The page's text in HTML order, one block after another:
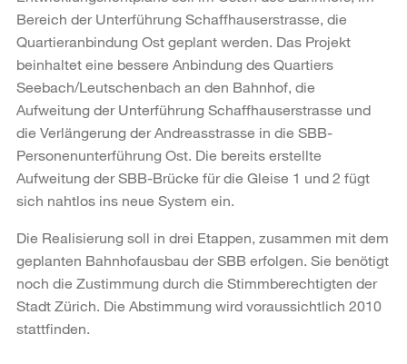
Bereich der Unterführung Schaffhauserstrasse, die
Quartieranbindung Ost geplant werden. Das Projekt
beinhaltet eine bessere Anbindung des Quartiers
Seebach/Leutschenbach an den Bahnhof, die
Aufweitung der Unterführung Schaffhauserstrasse und
die Verlängerung der Andreasstrasse in die SBB-
Personenunterführung Ost. Die bereits erstellte
Aufweitung der SBB-Brücke für die Gleise 1 und 2 fügt
sich nahtlos ins neue System ein.
Die Realisierung soll in drei Etappen, zusammen mit dem
geplanten Bahnhofausbau der SBB erfolgen. Sie benötigt
noch die Zustimmung durch die Stimmberechtigten der
Stadt Zürich. Die Abstimmung wird voraussichtlich 2010
stattfinden.